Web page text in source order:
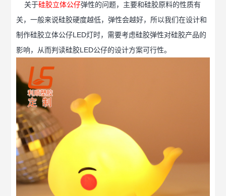
关于硅胶立体公仔弹性的问题，主要和硅胶原料的性质有
关，一般来说硅胶硬度越低，弹性会越好，所以我们在设计和
制作硅胶立体公仔LED灯时，需要考虑硅胶弹性对硅胶产品的
影响，从而判读硅胶LED公仔的设计方案可行性。